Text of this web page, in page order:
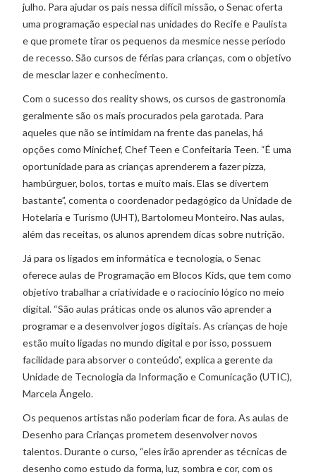
julho. Para ajudar os pais nessa difícil missão, o Senac oferta
uma programação especial nas unidades do Recife e Paulista
e que promete tirar os pequenos da mesmice nesse período
de recesso. São cursos de férias para crianças, com o objetivo
de mesclar lazer e conhecimento.
Com o sucesso dos reality shows, os cursos de gastronomia
geralmente são os mais procurados pela garotada. Para
aqueles que não se intimidam na frente das panelas, há
opções como Minichef, Chef Teen e Confeitaria Teen. “É uma
oportunidade para as crianças aprenderem a fazer pizza,
hambúrguer, bolos, tortas e muito mais. Elas se divertem
bastante”, comenta o coordenador pedagógico da Unidade de
Hotelaria e Turismo (UHT), Bartolomeu Monteiro. Nas aulas,
além das receitas, os alunos aprendem dicas sobre nutrição.
Já para os ligados em informática e tecnologia, o Senac
oferece aulas de Programação em Blocos Kids, que tem como
objetivo trabalhar a criatividade e o raciocínio lógico no meio
digital. “São aulas práticas onde os alunos vão aprender a
programar e a desenvolver jogos digitais. As crianças de hoje
estão muito ligadas no mundo digital e por isso, possuem
facilidade para absorver o conteúdo”, explica a gerente da
Unidade de Tecnologia da Informação e Comunicação (UTIC),
Marcela Ângelo.
Os pequenos artistas não poderiam ficar de fora. As aulas de
Desenho para Crianças prometem desenvolver novos
talentos. Durante o curso, “eles irão aprender as técnicas de
desenho como estudo da forma, luz, sombra e cor, com os